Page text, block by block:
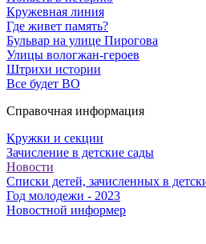
Кружевная линия
Где живет память?
Бульвар на улице Пирогова
Улицы вологжан-героев
Штрихи истории
Все будет ВО
Справочная информация
Кружки и секции
Зачисление в детские сады
Новости
Списки детей, зачисленных в
Год молодежи - 2023
Новостной информер